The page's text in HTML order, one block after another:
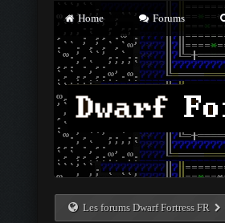
Home Forums
Les forums Dwarf Fortress FR